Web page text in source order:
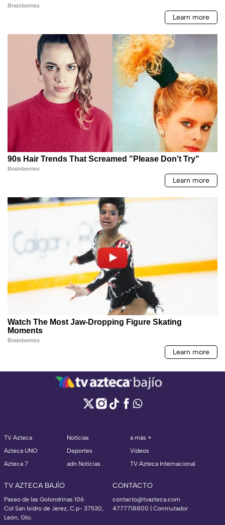
TV Azteca
Azteca UNO
Azteca 7
Noticias
Deportes
adn Noticias
a más +
Videos
TV Azteca Internacional
TV AZTECA BAJÍO
Paseo de las Golondrinas 106
Col San Isidro de Jerez, C.p- 37530,
León, Gto.
CONTACTO
contacto@tvazteca.com
4777718800 | Conmutador